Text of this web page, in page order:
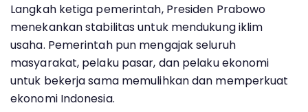
Langkah ketiga pemerintah, Presiden Prabowo
menekankan stabilitas untuk mendukung iklim
usaha. Pemerintah pun mengajak seluruh
masyarakat, pelaku pasar, dan pelaku ekonomi
untuk bekerja sama memulihkan dan memperkuat
ekonomi Indonesia.